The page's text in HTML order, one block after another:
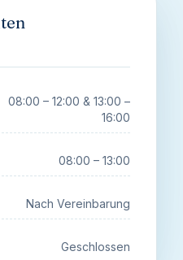
08:00 – 12:00 & 13:00 –
16:00
08:00 – 13:00
Nach Vereinbarung
Geschlossen